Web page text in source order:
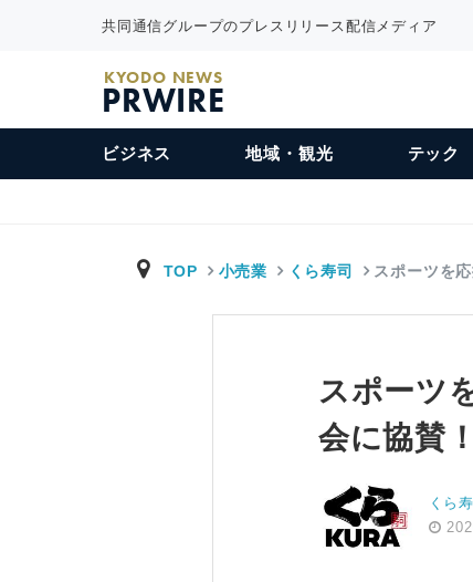
共同通信グループのプレスリリース配信メディア
KYODO NEWS
PRWIRE
ビジネス 地域・観光 テック
TOP 小売業 くら寿司 スポーツを
スポーツ
会に協賛
くら